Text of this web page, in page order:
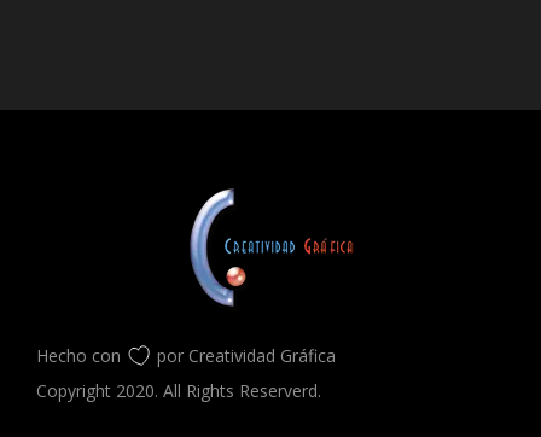
Hecho con
por Creatividad Gráfica
Copyright 2020. All Rights Reserverd.